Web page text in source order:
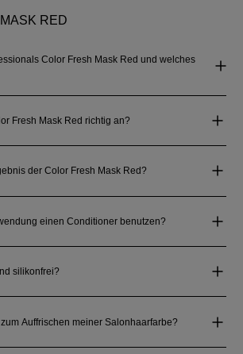
RED
Color Fresh Mask Red und welches
Fresh Mask Red richtig an?
der Color Fresh Mask Red?
einen Conditioner benutzen?
silikonfrei?
Auffrischen meiner Salonhaarfarbe?